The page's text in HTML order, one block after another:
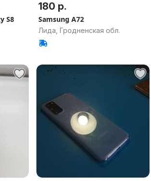
S8
180 р.
Samsung A72
Лида, Гродненская обл.